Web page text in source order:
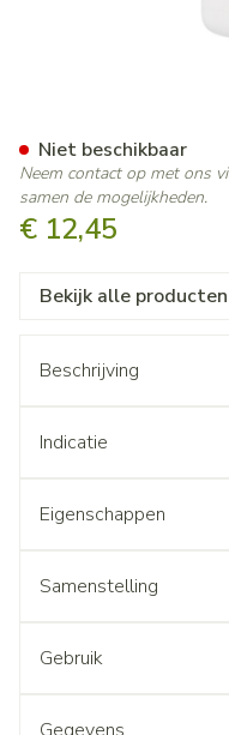
€ 12,45
Niet beschikbaar
Neem contact op met ons
samen de mogelijkheden.
Bekijk alle
Beschrijving
Indicatie
Eigenschappen
Samenstelling
Gebruik